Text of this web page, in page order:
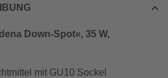
Down-Spot«, 35 W,
mit GU10 Sockel